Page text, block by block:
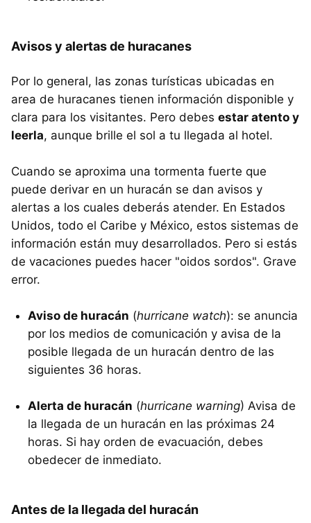
Avisos y alertas de huracanes
Por lo general, las zonas turísticas ubicadas en
area de huracanes tienen información disponible y
clara para los visitantes. Pero debes estar atento y
leerla, aunque brille el sol a tu llegada al hotel.
Cuando se aproxima una tormenta fuerte que
puede derivar en un huracán se dan avisos y
alertas a los cuales deberás atender. En Estados
Unidos, todo el Caribe y México, estos sistemas de
información están muy desarrollados. Pero si estás
de vacaciones puedes hacer "oidos sordos". Grave
error.
Aviso de huracán (hurricane watch): se anuncia
por los medios de comunicación y avisa de la
posible llegada de un huracán dentro de las
siguientes 36 horas.
Alerta de huracán (hurricane warning) Avisa de
la llegada de un huracán en las próximas 24
horas. Si hay orden de evacuación, debes
obedecer de inmediato.
Antes de la llegada del huracán